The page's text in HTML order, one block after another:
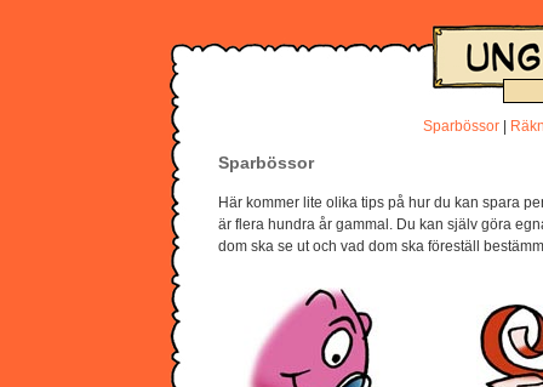
Sparbössor
Sparbössor
Här kommer lite olika tips på hur du kan spara
är flera hundra år gammal. Du kan själv göra
dom ska se ut och vad dom ska föreställ